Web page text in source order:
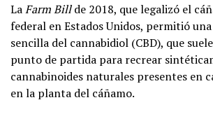
LaFarm Billde 2018, que legalizó el
federal en Estados Unidos, permitió
sencilla del cannabidiol (CBD), que
punto de partida para recrear
cannabinoides naturales presentes en
en la planta del cáñamo.